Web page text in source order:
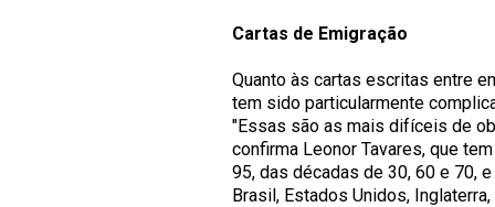
Cartas de Emigração
Quanto às cartas escritas entre
tem sido particularmente
"Essas são as mais difíceis de
confirma Leonor Tavares, que
95, das décadas de 30, 60 e 70,
Brasil, Estados Unidos,